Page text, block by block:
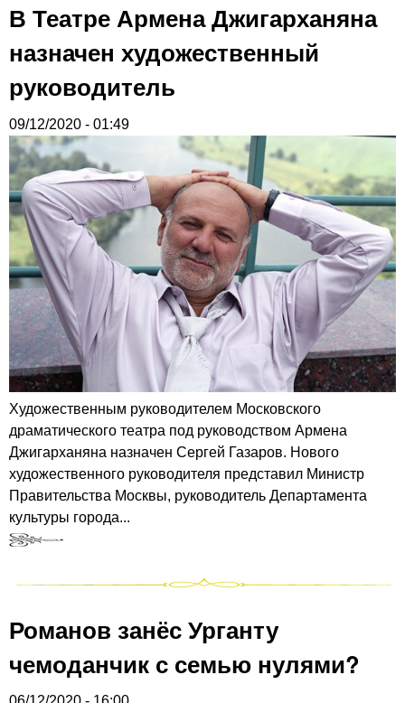
В Театре Армена Джигарханяна
назначен художественный
руководитель
09/12/2020 - 01:49
Художественным руководителем Московского
драматического театра под руководством Армена
Джигарханяна назначен Сергей Газаров. Нового
художественного руководителя представил Министр
Правительства Москвы, руководитель Департамента
культуры города...
Романов занёс Урганту
чемоданчик с семью нулями?